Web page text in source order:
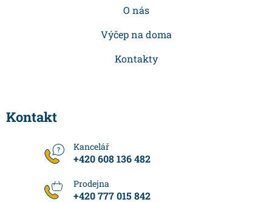
O nás
Výčep na doma
Kontakty
Kontakt
+420 608 136 482
+420 777 015 842